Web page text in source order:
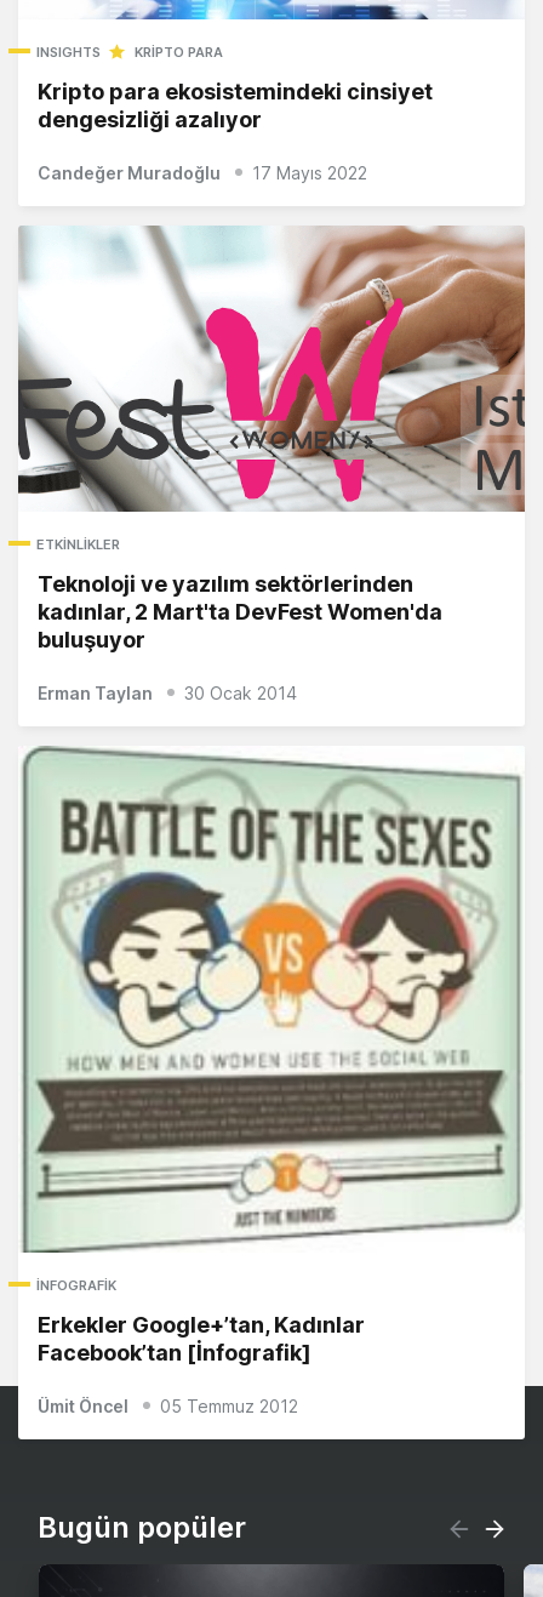
INSIGHTS KRIPTO PARA
Kripto para ekosistemindeki cinsiyet
dengesizliği azalıyor
Candeğer Muradoğlu 17 Mayıs 2022
ETKINLIKLER
Teknoloji ve yazılım sektörlerinden
kadınlar, 2 Mart'ta DevFest Women'da
buluşuyor
Erman Taylan 30 Ocak 2014
İNFOGRAFIK
Erkekler Google+’tan, Kadınlar
Facebook’tan [İnfografik]
Ümit Öncel 05 Temmuz 2012
Bugün popüler